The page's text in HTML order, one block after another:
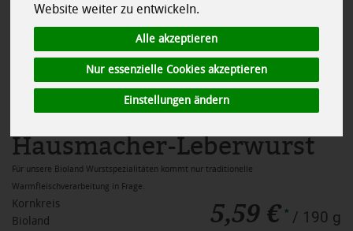
Website weiter zu entwickeln.
Alle akzeptieren
Nur essenzielle Cookies akzeptieren
Einstellungen ändern
Hausmacher-Leberwurst
Für unsere Bioland Wurstspezialitäten kommt nur traditionelle
Warmfleischverarbeitung in Frage.
Kornkreis
Bioland
5,59 € * / 190 g